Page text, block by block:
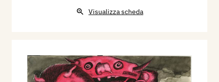
Visualizza scheda